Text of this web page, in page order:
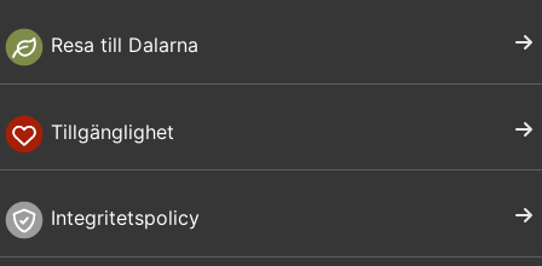
Resa till Dalarna
Tillgänglighet
Integritetspolicy